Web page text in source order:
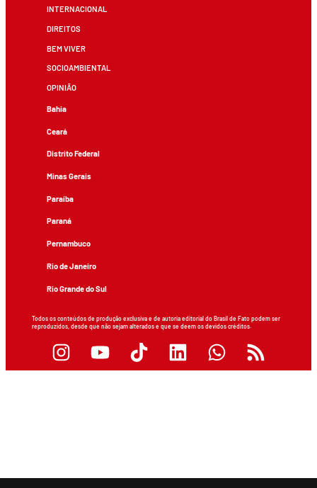
INTERNACIONAL
DIREITOS
BEM VIVER
SOCIOAMBIENTAL
OPINIÃO
Bahia
Ceará
Distrito Federal
Minas Gerais
Paraíba
Paraná
Pernambuco
Rio de Janeiro
Rio Grande do Sul
Todos os conteúdos de produção exclusiva e de autoria editorial do Brasil de Fato podem ser
reproduzidos, desde que não sejam alterados e que se deem os devidos créditos.